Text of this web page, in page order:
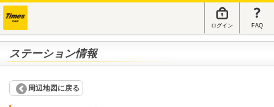
ログイン FAQ
ステーション情報
周辺地図に戻る